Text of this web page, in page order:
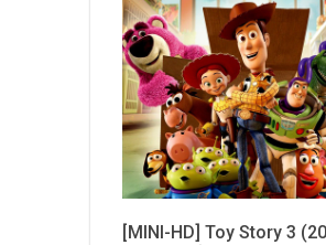
[MINI-HD] Toy Story 3